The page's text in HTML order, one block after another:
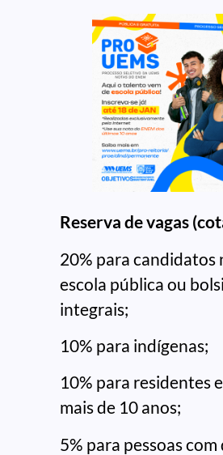
Reserva de vagas
20% para candidatos
escola pública ou
integrais;
10% para indígenas;
10% para residentes
mais de 10 anos;
5% para pessoas